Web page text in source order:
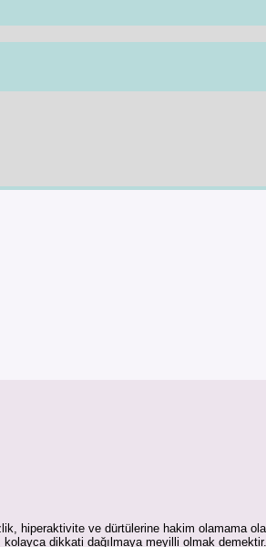
hiperaktivite ve dürtülerine hakim olamama
dikkati dağılmaya meyilli olmak